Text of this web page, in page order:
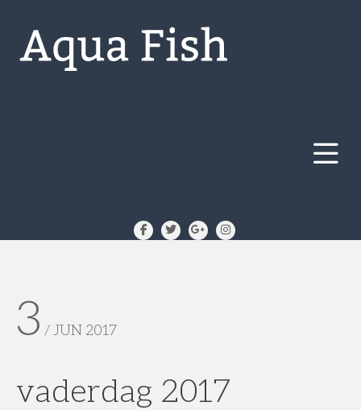
3 / JUN 2017
vaderdag 2017